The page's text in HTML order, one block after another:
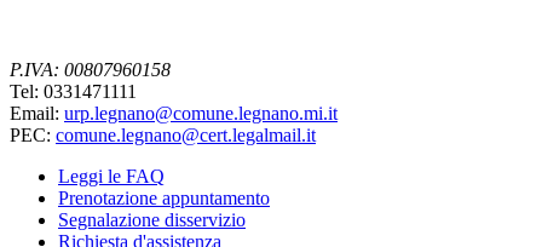
P.IVA: 00807960158
Tel: 0331471111
Email: urp.legnano@comune.legnano.mi.it
PEC: comune.legnano@cert.legalmail.it
Leggi le FAQ
Prenotazione appuntamento
Segnalazione disservizio
Richiesta d'assistenza